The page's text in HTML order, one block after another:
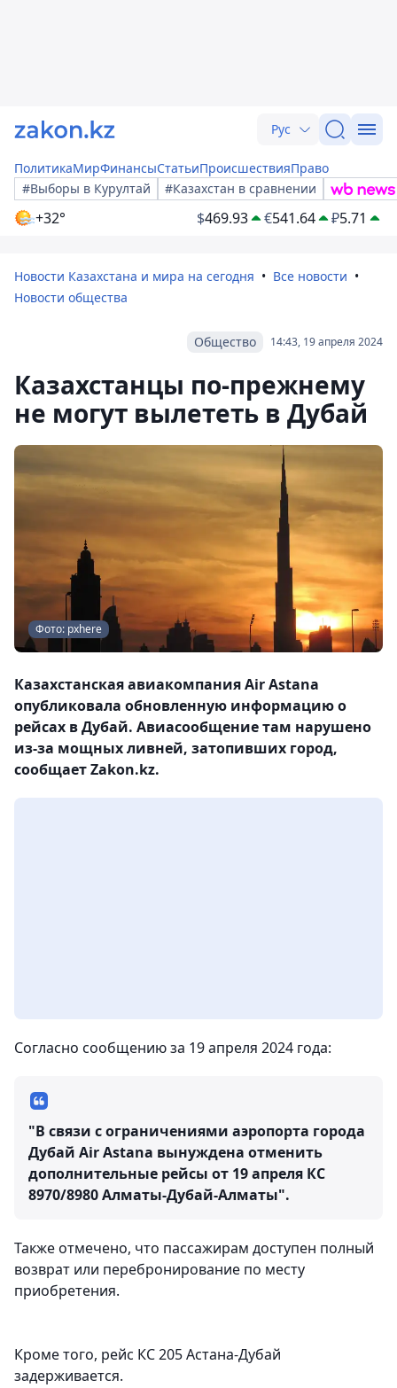
Рус
ПолитикаМирФинансыСтатьиПроисшествияПраво
#Выборы в Курултай
#Казахстан в сравнении
+32° $469.93 €541.64 ₽5.71
Новости Казахстана и мира на сегодня
Все новости
Новости общества
14:43, 19 апреля 2024
Общество
Казахстанцы по-прежнему
не могут вылететь в Дубай
Фото: pxhere
Казахстанская авиакомпания Air Astana
опубликовала обновленную информацию о
рейсах в Дубай. Авиасообщение там нарушено
из-за мощных ливней, затопивших город,
сообщает Zakon.kz.
Согласно сообщению за 19 апреля 2024 года:
"В связи с ограничениями аэропорта города
Дубай Air Astana вынуждена отменить
дополнительные рейсы от 19 апреля КС
8970/8980 Алматы-Дубай-Алматы".
Также отмечено, что пассажирам доступен полный
возврат или перебронирование по месту
приобретения.
Кроме того, рейс КС 205 Астана-Дубай
задерживается.